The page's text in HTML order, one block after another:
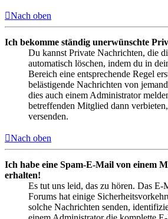
Nach oben
Ich bekomme ständig unerwünschte
Du kannst Private Nachrichten, die
automatisch löschen, indem du in
Bereich eine entsprechende Regel
belästigende Nachrichten von
dies auch einem Administrator
betreffenden Mitglied dann
versenden.
Nach oben
Ich habe eine Spam-E-Mail von einem
erhalten!
Es tut uns leid, das zu hören. Das E-
Forums hat einige
solche Nachrichten senden,